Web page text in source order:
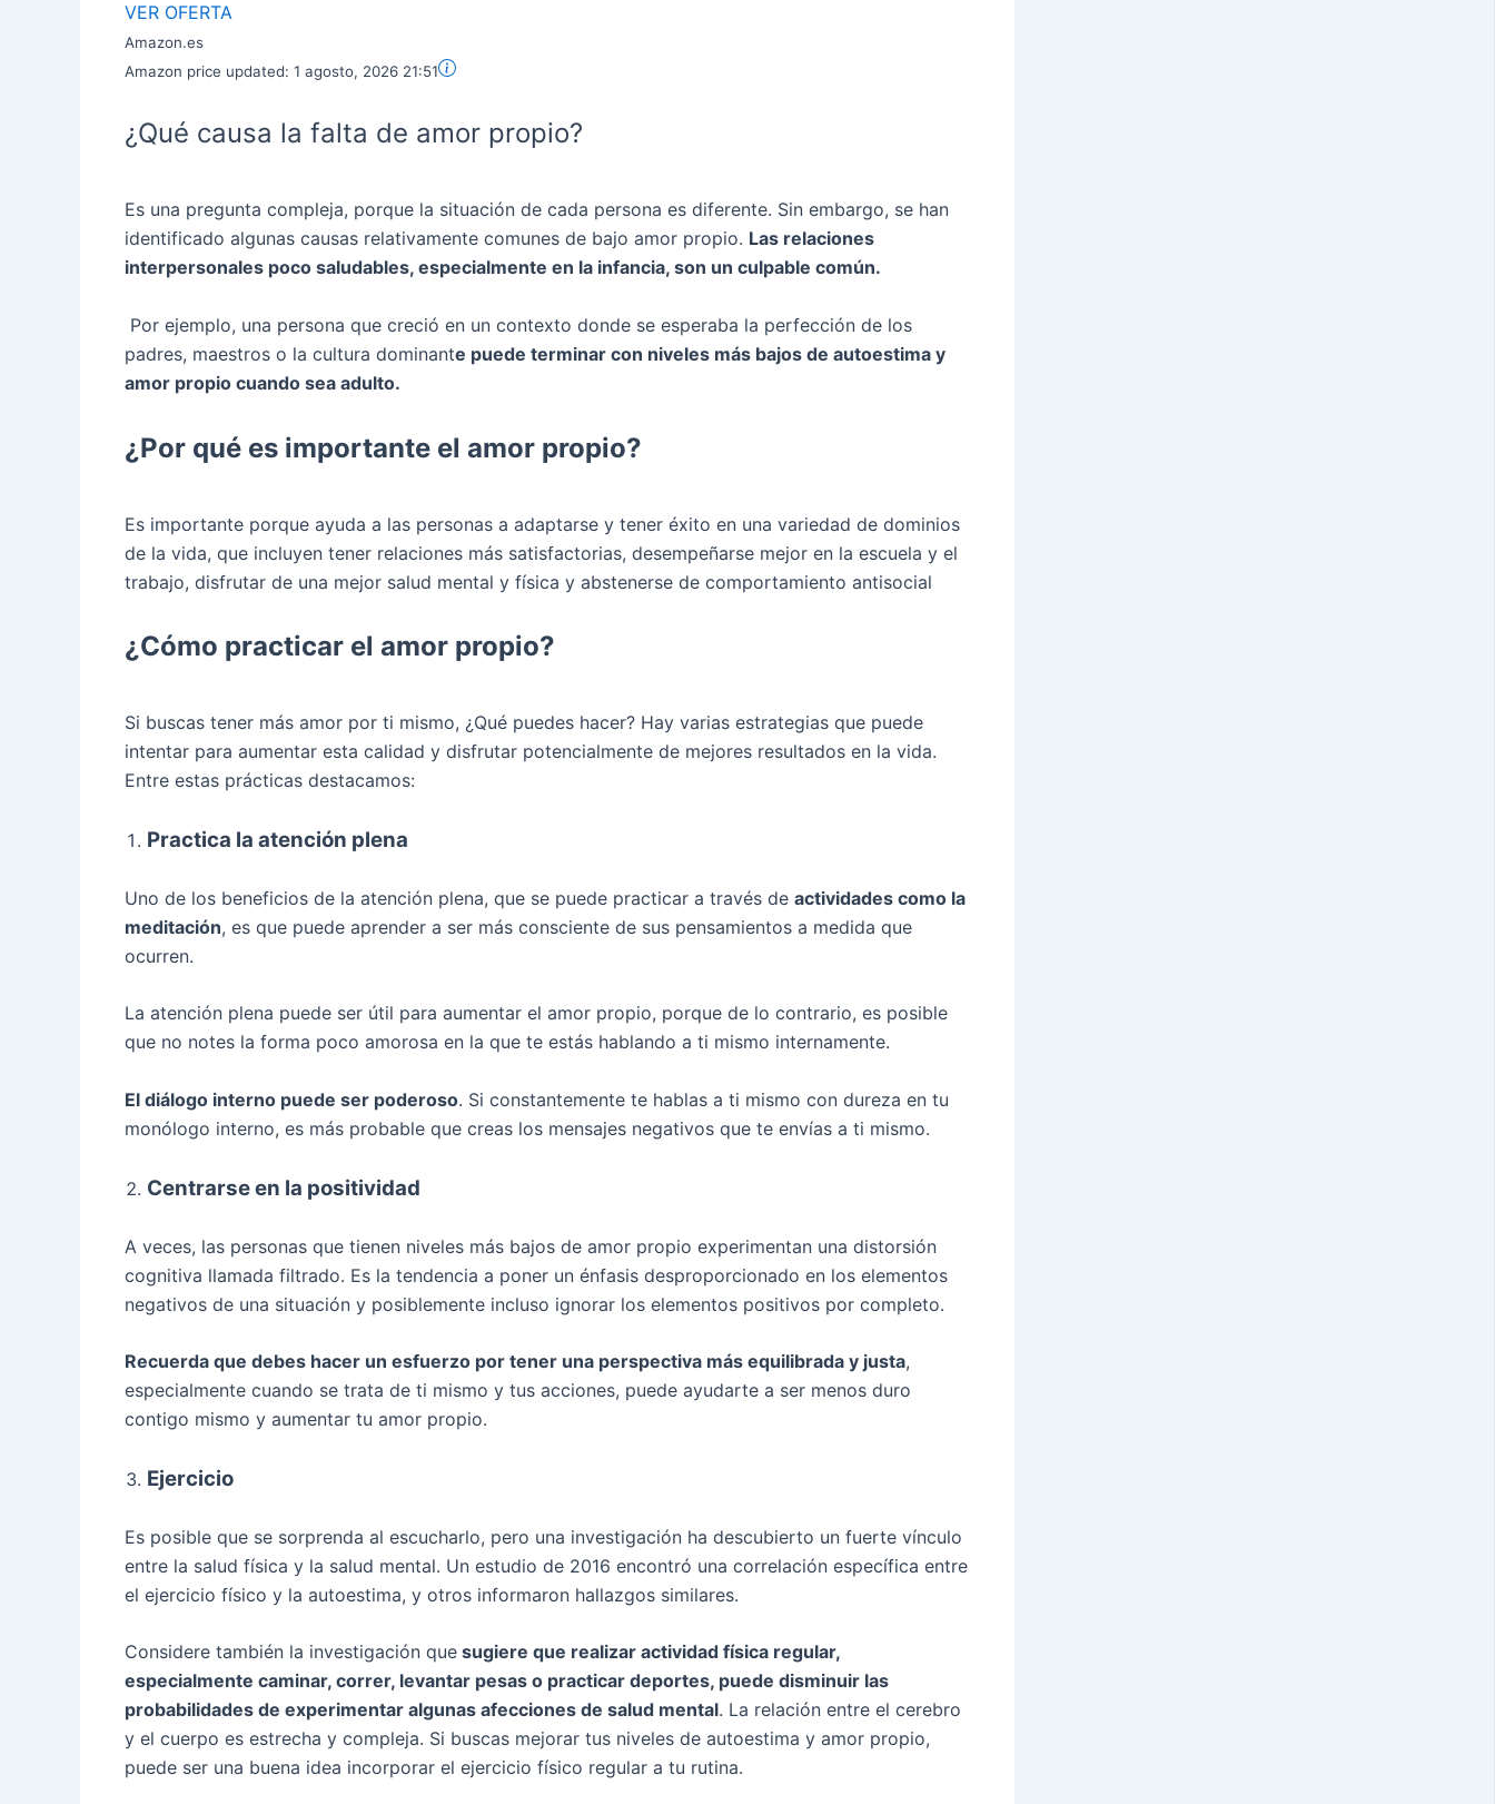
VER OFERTA
Amazon.es
Amazon price updated: 1 agosto, 2026 21:51
¿Qué causa la falta de amor propio?
Es una pregunta compleja, porque la situación de cada persona es diferente. Sin embargo, se han
identificado algunas causas relativamente comunes de bajo amor propio. Las relaciones
interpersonales poco saludables, especialmente en la infancia, son un culpable común.
Por ejemplo, una persona que creció en un contexto donde se esperaba la perfección de los
padres, maestros o la cultura dominante puede terminar con niveles más bajos de autoestima y
amor propio cuando sea adulto.
¿Por qué es importante el amor propio?
Es importante porque ayuda a las personas a adaptarse y tener éxito en una variedad de dominios
de la vida, que incluyen tener relaciones más satisfactorias, desempeñarse mejor en la escuela y el
trabajo, disfrutar de una mejor salud mental y física y abstenerse de comportamiento antisocial
¿Cómo practicar el amor propio?
Si buscas tener más amor por ti mismo, ¿Qué puedes hacer? Hay varias estrategias que puede
intentar para aumentar esta calidad y disfrutar potencialmente de mejores resultados en la vida.
Entre estas prácticas destacamos:
Practica la atención plena
Uno de los beneficios de la atención plena, que se puede practicar a través de actividades como la
meditación, es que puede aprender a ser más consciente de sus pensamientos a medida que
ocurren.
La atención plena puede ser útil para aumentar el amor propio, porque de lo contrario, es posible
que no notes la forma poco amorosa en la que te estás hablando a ti mismo internamente.
El diálogo interno puede ser poderoso. Si constantemente te hablas a ti mismo con dureza en tu
monólogo interno, es más probable que creas los mensajes negativos que te envías a ti mismo.
Centrarse en la positividad
A veces, las personas que tienen niveles más bajos de amor propio experimentan una distorsión
cognitiva llamada filtrado. Es la tendencia a poner un énfasis desproporcionado en los elementos
negativos de una situación y posiblemente incluso ignorar los elementos positivos por completo.
Recuerda que debes hacer un esfuerzo por tener una perspectiva más equilibrada y justa,
especialmente cuando se trata de ti mismo y tus acciones, puede ayudarte a ser menos duro
contigo mismo y aumentar tu amor propio.
Ejercicio
Es posible que se sorprenda al escucharlo, pero una investigación ha descubierto un fuerte vínculo
entre la salud física y la salud mental. Un estudio de 2016 encontró una correlación específica entre
el ejercicio físico y la autoestima, y ​​otros informaron hallazgos similares.
Considere también la investigación que sugiere que realizar actividad física regular,
especialmente caminar, correr, levantar pesas o practicar deportes, puede disminuir las
probabilidades de experimentar algunas afecciones de salud mental. La relación entre el cerebro
y el cuerpo es estrecha y compleja. Si buscas mejorar tus niveles de autoestima y amor propio,
puede ser una buena idea incorporar el ejercicio físico regular a tu rutina.